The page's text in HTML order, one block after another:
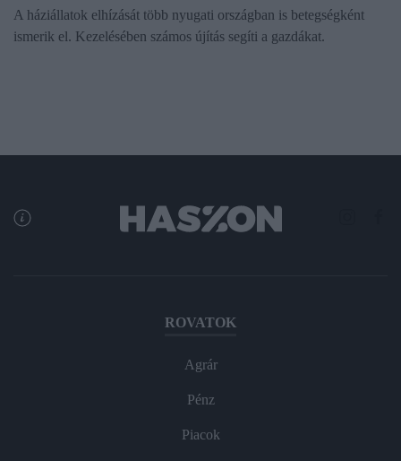
A háziállatok elhízását több nyugati országban is betegségként
ismerik el. Kezelésében számos újítás segíti a gazdákat.
ROVATOK
Agrár
Pénz
Piacok